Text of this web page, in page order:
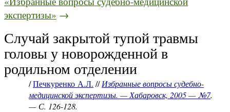
экспертизы» →
Случай закрытой тупой травмы
головы у новорожденной в
родильном отделении
/Печкуренко А.Л. //Избранные вопросы судебно-
медицинской экспертизы. — Хабаровск, 2005 — №7.
— С. 126-128.